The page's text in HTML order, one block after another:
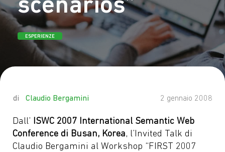
scenarios”
ESPERIENZE
by Claudio Bergamini 2 gennaio 2008
Dall’
ISWC 2007 International Semantic Web
Conference di Busan, Korea, l’Invited Talk di
Claudio Bergamini al Workshop “FIRST 2007